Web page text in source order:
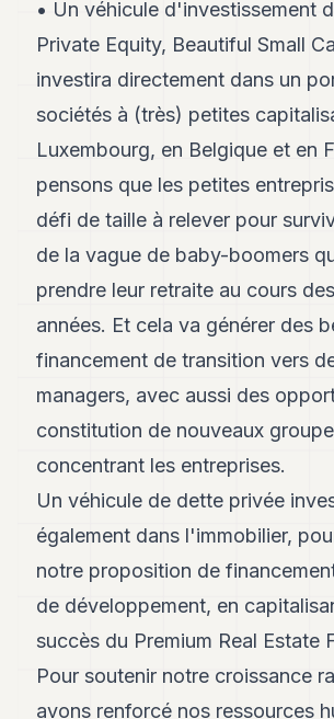
• Un véhicule d'investissement
Private Equity, Beautiful Small
investira directement dans un
sociétés à (très) petites
Luxembourg, en Belgique et en
pensons que les petites
défi de taille à relever pour
de la vague de baby-boomers
prendre leur retraite au cours
années. Et cela va générer des
financement de transition vers
managers, avec aussi des
constitution de nouveaux
concentrant les entreprises.
Un véhicule de dette privée
également dans l'immobilier,
notre proposition de
de développement, en
succès du Premium Real Estate
Pour soutenir notre croissance
avons renforcé nos ressources